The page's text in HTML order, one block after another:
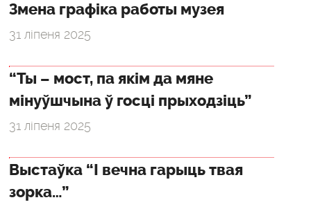
Змена графіка работы музея
31 ліпеня 2025
“Ты – мост, па якім да мяне
мінуўшчына ў госці прыходзіць”
31 ліпеня 2025
Выстаўка “І вечна гарыць твая
зорка…”